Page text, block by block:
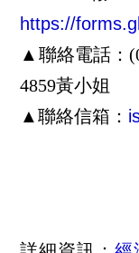
https://
▲ 聯絡電話：
4859黃小姐
▲聯絡信箱 ：